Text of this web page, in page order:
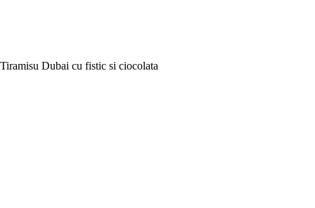
Tiramisu Dubai cu fistic si ciocolata